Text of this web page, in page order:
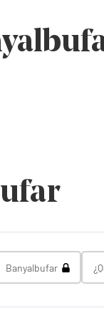
Select Toggle
Banyalbufar